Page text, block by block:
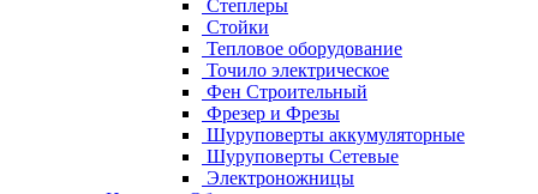
Степлеры
Стойки
Тепловое оборудование
Точило электрическое
Фен Строительный
Фрезер и Фрезы
Шуруповерты аккумуляторные
Шуруповерты Сетевые
Электроножницы